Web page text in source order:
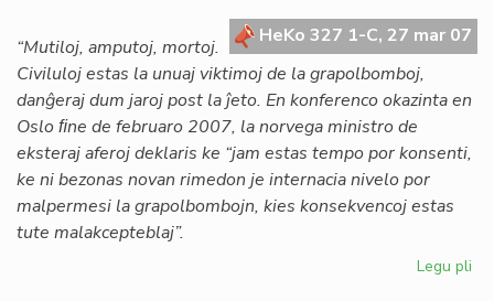
HeKo 327 1-C, 27 mar 07
“Mutiloj, amputoj, mortoj.
Civiluloj estas la unuaj viktimoj de la grapolbomboj,
danĝeraj dum jaroj post la ĵeto. En konferenco okazinta en
Oslo ﬁne de februaro 2007, la norvega ministro de
eksteraj aferoj deklaris ke “jam estas tempo por konsenti,
ke ni bezonas novan rimedon je internacia nivelo por
malpermesi la grapolbombojn, kies konsekvencoj estas
tute malakcepteblaj”.
Legu pli